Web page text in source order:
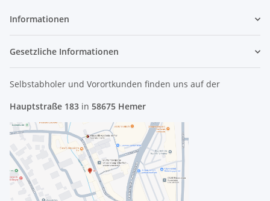
Informationen
Gesetzliche Informationen
Selbstabholer und Vorortkunden finden uns auf der
Hauptstraße 183 in 58675 Hemer